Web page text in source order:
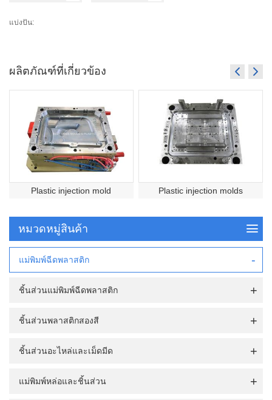
แบ่งปัน:
ผลิตภัณฑ์ที่เกี่ยวข้อง
Plastic injection mold Plastic injection molds
หมวดหมู่สินค้า
แม่พิมพ์ฉีดพลาสติก
ชิ้นส่วนแม่พิมพ์ฉีดพลาสติก
ชิ้นส่วนพลาสติกสองสี
ชิ้นส่วนอะไหล่และเม็ดมีด
แม่พิมพ์หล่อและชิ้นส่วน